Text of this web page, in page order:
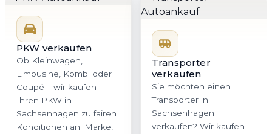
PKW verkaufen
Ob Kleinwagen,
Limousine, Kombi oder
Coupé – wir kaufen
Ihren PKW in
Sachsenhagen zu fairen
Konditionen an. Marke,
Transporter
verkaufen
Sie möchten einen
Transporter in
Sachsenhagen
verkaufen? Wir kaufen